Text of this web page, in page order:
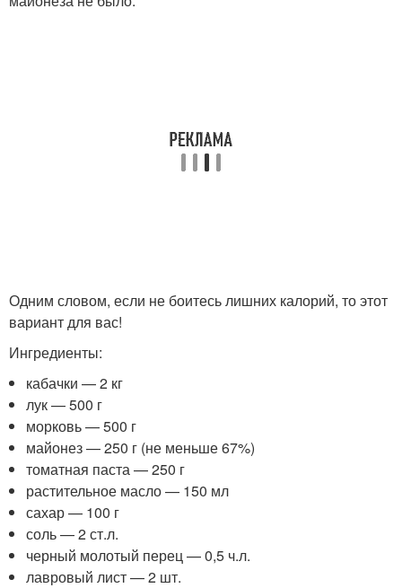
Одним словом, если не боитесь лишних калорий, то этот
вариант для вас!
Ингредиенты:
кабачки — 2 кг
лук — 500 г
морковь — 500 г
майонез — 250 г (не меньше 67%)
томатная паста — 250 г
растительное масло — 150 мл
сахар — 100 г
соль — 2 ст.л.
черный молотый перец — 0,5 ч.л.
лавровый лист — 2 шт.